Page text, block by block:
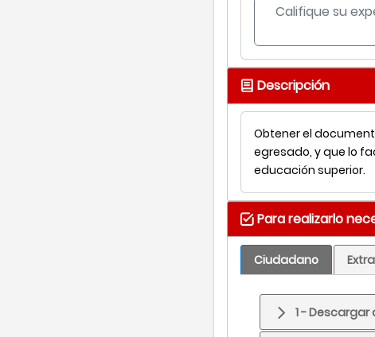
Califique su
Descripción
Obtener el
egresado, y que lo
educación superior.
Para realizarlo
Ciudadano
1 -